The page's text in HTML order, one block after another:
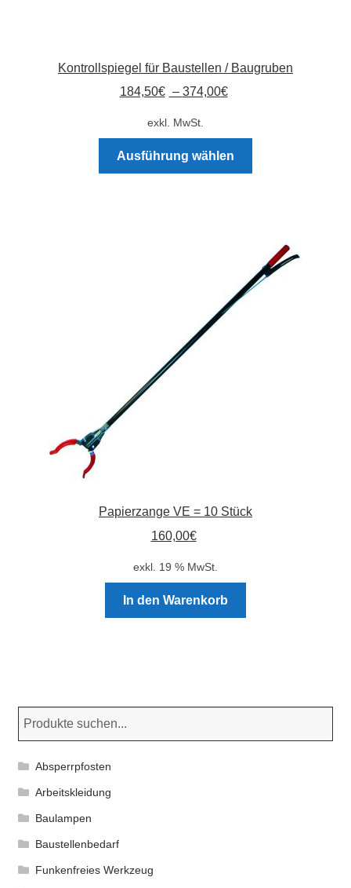
Kontrollspiegel für Baustellen / Baugruben
184,50€ – 374,00€
exkl. MwSt.
Ausführung wählen
Die
Optionen
Papierzange VE = 10 Stück
160,00€
exkl. 19 % MwSt.
In den Warenkorb
Absperrpfosten
Arbeitskleidung
Baulampen
Baustellenbedarf
Funkenfreies Werkzeug